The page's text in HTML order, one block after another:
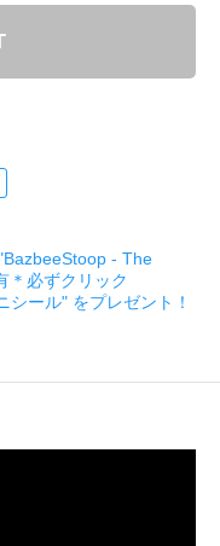
- The
＊必ずクリック
シール" をプレゼント！